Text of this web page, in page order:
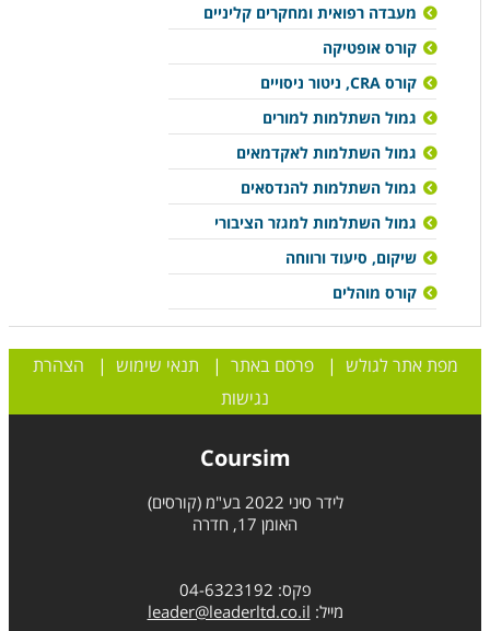
מעבדה רפואית ומחקרים קליניים
קורס אופטיקה
קורס CRA, ניטור ניסויים
גמול השתלמות למורים
גמול השתלמות לאקדמאים
גמול השתלמות להנדסאים
גמול השתלמות למגזר הציבורי
שיקום, סיעוד ורווחה
קורס מוהלים
מפת אתר לגולש |פרסם באתר | תנאי שימוש | הצהרת
נגישות
Coursim
לידר סיני 2022 בע"מ (קורסים)
האומן 17, חדרה
פקס: 04-6323192
מייל: leader@leaderltd.co.il